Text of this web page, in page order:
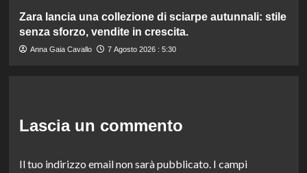
Zara lancia una collezione di sciarpe autunnali: stile
senza sforzo, vendite in crescita.
Anna Gaia Cavallo 7 Agosto 2026 : 5:30
Lascia un commento
Il tuo indirizzo email non sarà pubblicato. I campi